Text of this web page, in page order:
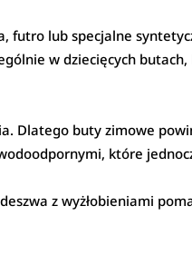
lub specjalne
w dziecięcych
Dlatego buty zimowe
które
z wyżłobieniami